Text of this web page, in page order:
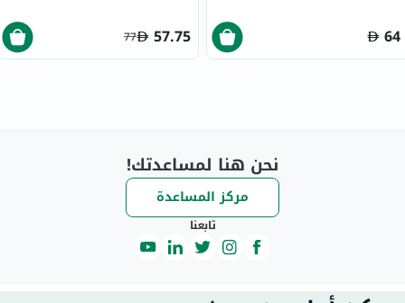
64
57.75
77
نحن هنا لمساعدتك!
مركز المساعدة
تابعنا